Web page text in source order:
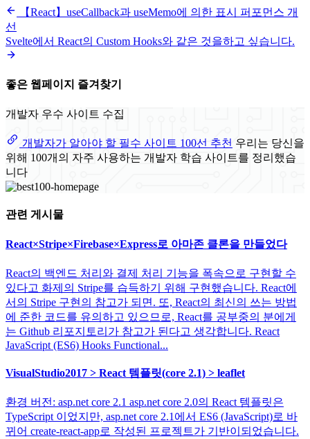
【React】useCallback과 useMemo에 의한 표시 퍼포먼스 개
선
Svelte에서 React의 Custom Hooks와 같은 것을하고 싶습니다.
좋은 웹페이지 즐겨찾기
개발자 우수 사이트 수집
개발자가 알아야 할 필수 사이트 100선 추천 우리는 당신을
위해 100개의 자주 사용하는 개발자 학습 사이트를 정리했습
니다
관련 게시물
React×Stripe×Firebase×Express로 아마존 클론을 만들었다
React의 백엔드 처리와 결제 처리 기능을 폭속으로 구현할 수
있다고 화제의 Stripe를 습득하기 위해 구현했습니다. React에
서의 Stripe 구현의 참고가 되면. 또, React의 최신의 쓰는 방법
에 준한 코드를 유의하고 있으므로, React를 공부중의 분에게
는 Github 리포지토리가 참고가 된다고 생각합니다. React
JavaScript (ES6) Hooks Functional...
VisualStudio2017 > React 템플릿(core 2.1) > leaflet
환경 버전: asp.net core 2.1 asp.net core 2.0의 React 템플릿은
TypeScript 이었지만, asp.net core 2.1에서 ES6 (JavaScript)로 바
뀌어 create-react-app로 작성된 프로젝트가 기반이되었습니다.